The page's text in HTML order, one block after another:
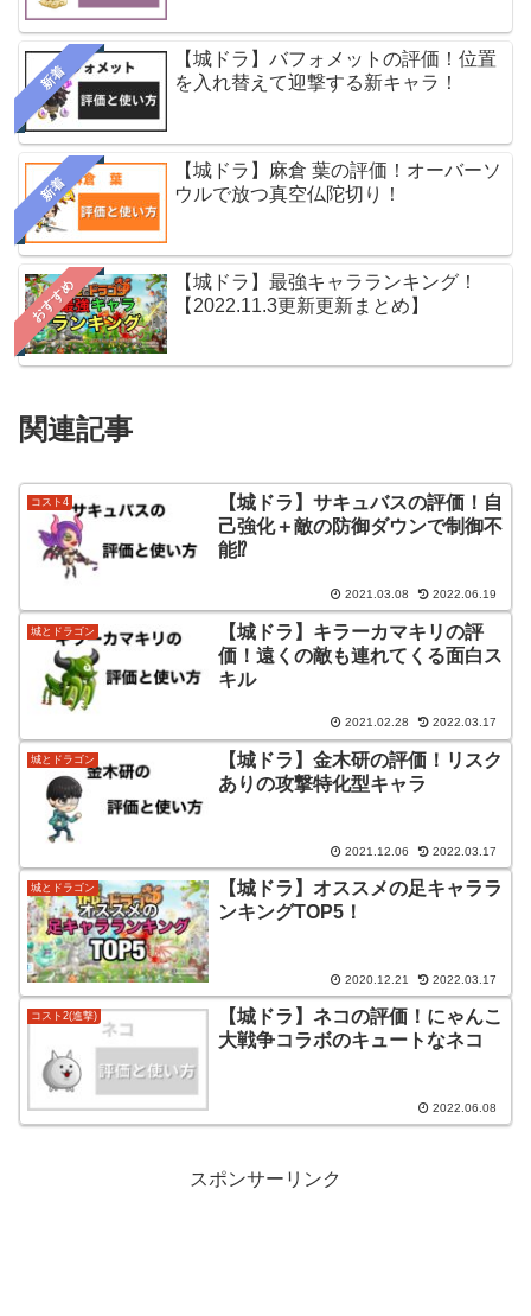
新着
【城ドラ】バフォメットの評価！位置
を入れ替えて迎撃する新キャラ！
新着
【城ドラ】麻倉 葉の評価！オーバーソ
ウルで放つ真空仏陀切り！
おすすめ
【城ドラ】最強キャラランキング！
【2022.11.3更新更新まとめ】
関連記事
コスト4
【城ドラ】サキュバスの評価！自
己強化＋敵の防御ダウンで制御不
能⁉
2021.03.08 2022.06.19
城とドラゴン
【城ドラ】キラーカマキリの評
価！遠くの敵も連れてくる面白ス
キル
2021.02.28 2022.03.17
城とドラゴン
【城ドラ】金木研の評価！リスク
ありの攻撃特化型キャラ
2021.12.06 2022.03.17
城とドラゴン
【城ドラ】オススメの足キャララ
ンキングTOP5！
2020.12.21 2022.03.17
コスト2(進撃)
【城ドラ】ネコの評価！にゃんこ
大戦争コラボのキュートなネコ
2022.06.08
スポンサーリンク